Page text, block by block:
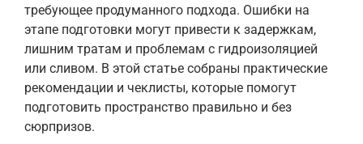
требующее продуманного подхода. Ошибки на
этапе подготовки могут привести к задержкам,
лишним тратам и проблемам с гидроизоляцией
или сливом. В этой статье собраны практические
рекомендации и чеклисты, которые помогут
подготовить пространство правильно и без
сюрпризов.